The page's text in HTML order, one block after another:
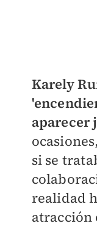
Karely
aparecer
si se
realidad
atracción